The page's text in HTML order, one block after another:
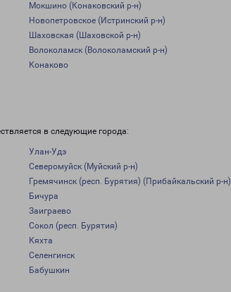
Мокшино (Конаковский р-н)
Новопетровское (Истринский р-н)
Шаховская (Шаховской р-н)
Волоколамск (Волоколамский р-н)
Конаково
в следующие города:
Улан-Удэ
Северомуйск (Муйский р-н)
Гремячинск (респ. Бурятия) (Прибайкальский р-н)
Бичура
Заиграево
Сокол (респ. Бурятия)
Кяхта
Селенгинск
Бабушкин